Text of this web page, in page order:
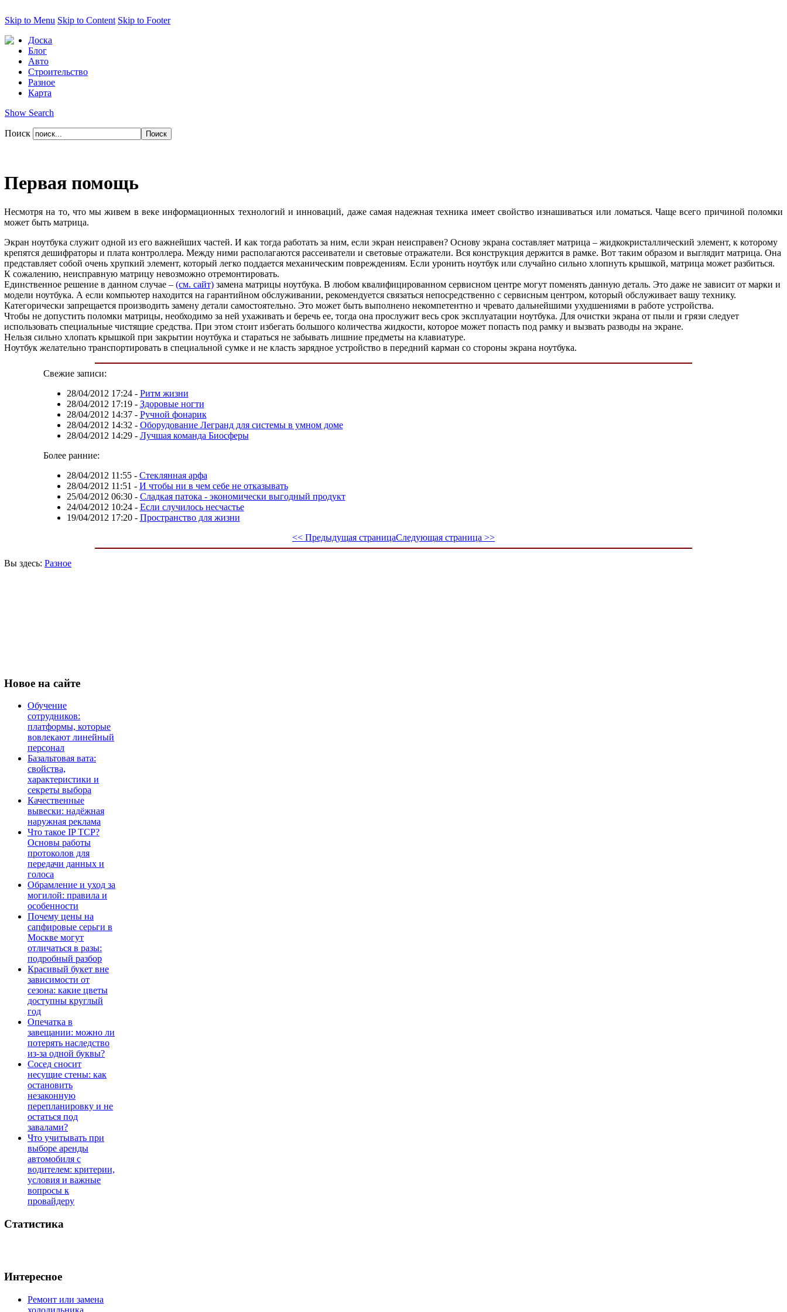
Skip to Menu Skip to Content Skip to Footer
Доска
Блог
Авто
Строительство
Разное
Карта
Show Search
Поиск
Первая помощь
Несмотря на то, что мы живем в веке информационных технологий и инноваций, даже самая надежная техника имеет свойство изнашиваться или ломаться. Чаще всего причиной поломки
может быть матрица.
Экран ноутбука служит одной из его важнейших частей. И как тогда работать за ним, если экран неисправен? Основу экрана составляет матрица – жидкокристаллический элемент, к которому
крепятся дешифраторы и плата контроллера. Между ними располагаются рассеиватели и световые отражатели. Вся конструкция держится в рамке. Вот таким образом и выглядит матрица. Она
представляет собой очень хрупкий элемент, который легко поддается механическим повреждениям. Если уронить ноутбук или случайно сильно хлопнуть крышкой, матрица может разбиться.
К сожалению, неисправную матрицу невозможно отремонтировать.
Единственное решение в данном случае – (см. сайт) замена матрицы ноутбука. В любом квалифицированном сервисном центре могут поменять данную деталь. Это даже не зависит от марки и
модели ноутбука. А если компьютер находится на гарантийном обслуживании, рекомендуется связаться непосредственно с сервисным центром, который обслуживает вашу технику.
Категорически запрещается производить замену детали самостоятельно. Это может быть выполнено некомпетентно и чревато дальнейшими ухудшениями в работе устройства.
Чтобы не допустить поломки матрицы, необходимо за ней ухаживать и беречь ее, тогда она прослужит весь срок эксплуатации ноутбука. Для очистки экрана от пыли и грязи следует
использовать специальные чистящие средства. При этом стоит избегать большого количества жидкости, которое может попасть под рамку и вызвать разводы на экране.
Нельзя сильно хлопать крышкой при закрытии ноутбука и стараться не забывать лишние предметы на клавиатуре.
Ноутбук желательно транспортировать в специальной сумке и не класть зарядное устройство в передний карман со стороны экрана ноутбука.
Свежие записи:
28/04/2012 17:24- Ритм жизни
28/04/2012 17:19- Здоровые ногти
28/04/2012 14:37- Ручной фонарик
28/04/2012 14:32 - Оборудование Легранд для системы в умном доме
28/04/2012 14:29- Лучшая команда Биосферы
Более ранние:
28/04/2012 11:55- Стеклянная арфа
28/04/2012 11:51 - И чтобы ни в чем себе не отказывать
25/04/2012 06:30- Сладкая патока - экономически выгодный продукт
24/04/2012 10:24- Если случилось несчастье
19/04/2012 17:20- Пространство для жизни
<< Предыдущая страницаСледующая страница >>
Вы здесь: Разное
Новое на сайте
Обучение
сотрудников:
платформы, которые
вовлекают линейный
персонал
Базальтовая вата:
свойства,
характеристики и
секреты выбора
Качественные
вывески: надёжная
наружная реклама
Что такое IP TCP?
Основы работы
протоколов для
передачи данных и
голоса
Обрамление и уход за
могилой: правила и
особенности
Почему цены на
сапфировые серьги в
Москве могут
отличаться в разы:
подробный разбор
Красивый букет вне
зависимости от
сезона: какие цветы
доступны круглый
год
Опечатка в
завещании: можно ли
потерять наследство
из-за одной буквы?
Сосед сносит
несущие стены: как
остановить
незаконную
перепланировку и не
остаться под
завалами?
Что учитывать при
выборе аренды
автомобиля с
водителем: критерии,
условия и важные
вопросы к
провайдеру
Статистика
Интересное
Ремонт или замена